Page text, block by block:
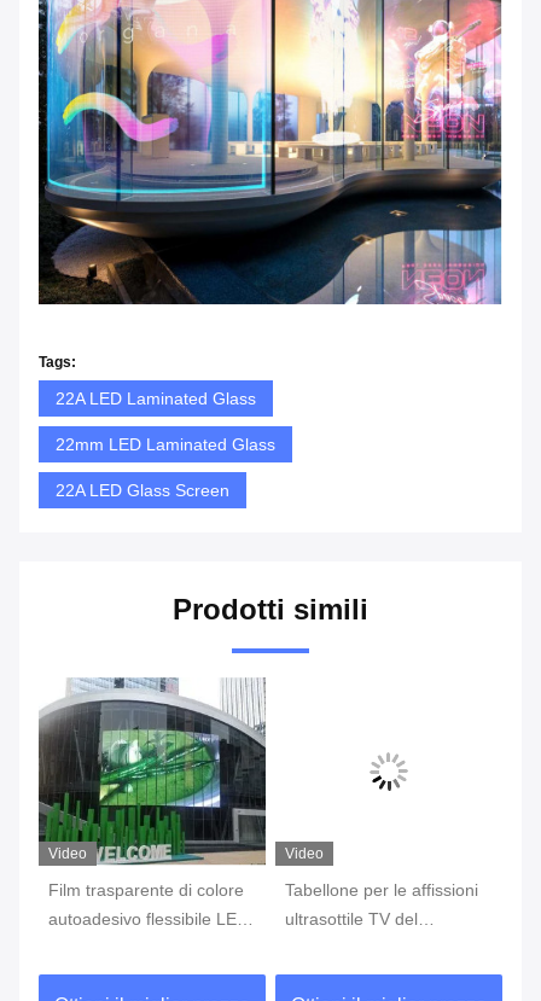
Tags:
22A LED Laminated Glass
22mm LED Laminated Glass
22A LED Glass Screen
Prodotti simili
Video
Film trasparente di colore
autoadesivo flessibile LED
di costruzione
Video
Tabellone per le affissioni
ultrasottile TV del
della parete di LED del film